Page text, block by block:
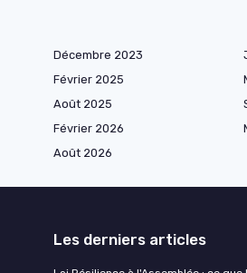
Décembre 2023
Février 2025
Août 2025
Février 2026
Août 2026
Les derniers articles